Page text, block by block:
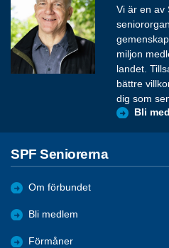
Vi är en av
miljon
landet.
bättre
dig som
Bli
SPF Seniorerna
Om förbundet
Bli medlem
Förmåner